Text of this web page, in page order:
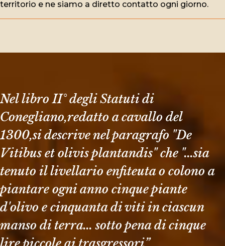
territorio e ne siamo a diretto contatto ogni giorno.
Nel libro II° degli Statuti di
Conegliano,redatto a cavallo del
1300,si descrive nel paragrafo "De
Vitibus et olivis plantandis" che "...sia
tenuto il livellario enfiteuta o colono a
piantare ogni anno cinque piante
d'olivo e cinquanta di viti in ciascun
manso di terra... sotto pena di cinque